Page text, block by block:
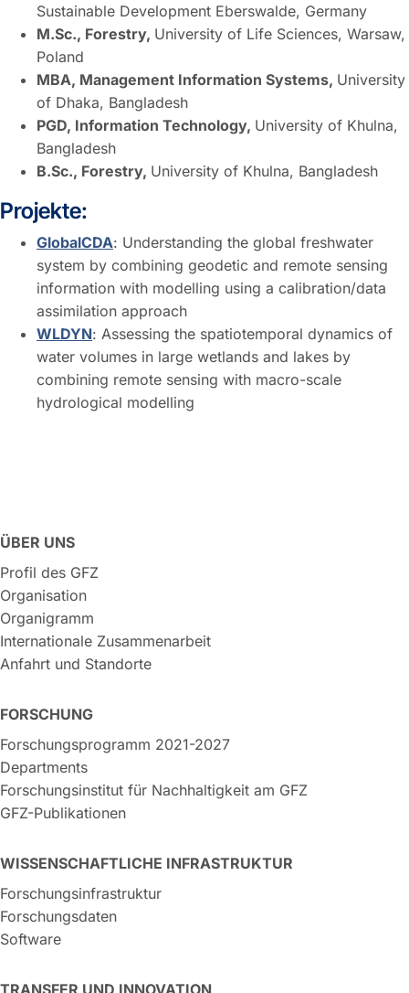
Sustainable Development Eberswalde, Germany
M.Sc., Forestry, University of Life Sciences, Warsaw,
Poland
MBA, Management Information Systems, University
of Dhaka, Bangladesh
PGD, Information Technology, University of Khulna,
Bangladesh
B.Sc., Forestry, University of Khulna, Bangladesh
Projekte:
GlobalCDA: Understanding the global freshwater
system by combining geodetic and remote sensing
information with modelling using a calibration/data
assimilation approach
WLDYN: Assessing the spatiotemporal dynamics of
water volumes in large wetlands and lakes by
combining remote sensing with macro-scale
hydrological modelling
ÜBER UNS
Profil des GFZ
Organisation
Organigramm
Internationale Zusammenarbeit
Anfahrt und Standorte
FORSCHUNG
Forschungsprogramm 2021-2027
Departments
Forschungsinstitut für Nachhaltigkeit am GFZ
GFZ-Publikationen
WISSENSCHAFTLICHE INFRASTRUKTUR
Forschungsinfrastruktur
Forschungsdaten
Software
TRANSFER UND INNOVATION